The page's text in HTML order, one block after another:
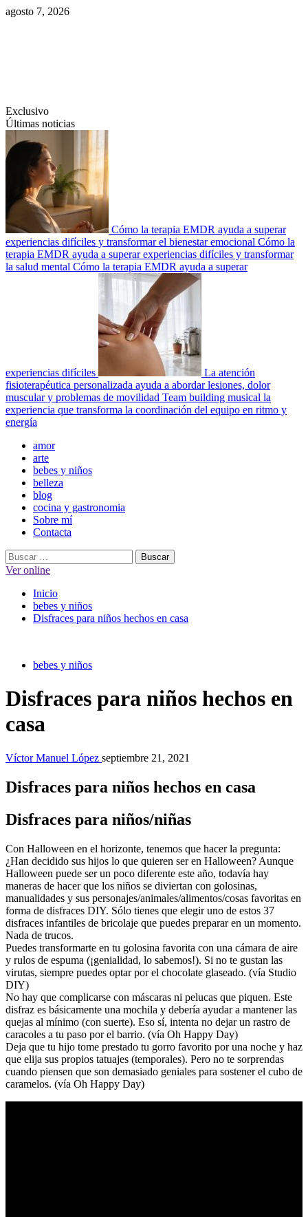
Saltar
agosto 7, 2026
Exclusivo
Últimas noticias
Cómo la terapia EMDR ayuda a superar
experiencias difíciles y transformar el bienestar emocional Cómo la
terapia EMDR ayuda a superar experiencias difíciles y transformar
la salud mental Cómo la terapia EMDR ayuda a superar
experiencias difíciles
La atención
fisioterapéutica personalizada ayuda a abordar lesiones, dolor
muscular y problemas de movilidad Team building musical la
experiencia que transforma la coordinación del equipo en ritmo y
energía
Menú
principal
amor
arte
bebes y niños
belleza
blog
cocina y gastronomia
Sobre mí
Contacta
Buscar:
Ver online
Inicio
bebes y niños
Disfraces para niños hechos en casa
bebes y niños
Disfraces para niños hechos en
casa
Víctor Manuel López septiembre 21, 2021
Disfraces para niños hechos en casa
Disfraces para niños/niñas
Con Halloween en el horizonte, tenemos que hacer la pregunta:
¿Han decidido sus hijos lo que quieren ser en Halloween? Aunque
Halloween puede ser un poco diferente este año, todavía hay
maneras de hacer que los niños se diviertan con golosinas,
manualidades y sus personajes/animales/alimentos/cosas favoritas en
forma de disfraces DIY. Sólo tienes que elegir uno de estos 37
disfraces infantiles de bricolaje que puedes preparar en un momento.
Nada de trucos.
Puedes transformarte en tu golosina favorita con una cámara de aire
y rulos de espuma (¡genialidad, lo sabemos!). Si no te gustan las
virutas, siempre puedes optar por el chocolate glaseado. (vía Studio
DIY)
No hay que complicarse con máscaras ni pelucas que piquen. Este
disfraz es básicamente una mochila y debería ayudar a mantener las
quejas al mínimo (con suerte). Eso sí, intenta no dejar un rastro de
caracoles a tu paso por el barrio. (vía Oh Happy Day)
Deja que tu hijo tome prestado tu gorro favorito por una noche y haz
que elija sus propios tatuajes (temporales). Pero no te sorprendas
cuando piensen que son demasiado geniales para sostener el cubo de
caramelos. (vía Oh Happy Day)